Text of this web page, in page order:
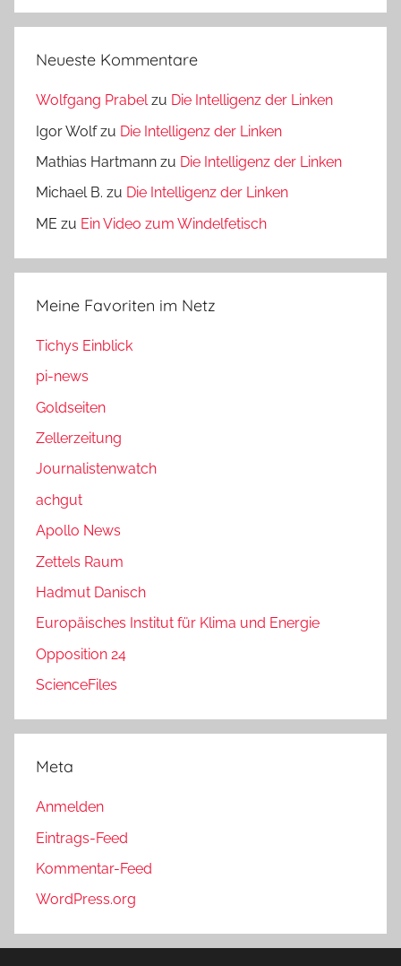
Neueste Kommentare
Wolfgang Prabelzu Die Intelligenz der Linken
Igor Wolfzu Die Intelligenz der Linken
Mathias Hartmann zu Die Intelligenz der Linken
Michael B. zu Die Intelligenz der Linken
ME zu Ein Video zum Windelfetisch
Meine Favoriten im Netz
Tichys Einblick
pi-news
Goldseiten
Zellerzeitung
Journalistenwatch
achgut
Apollo News
Zettels Raum
Hadmut Danisch
Europäisches Institut für Klima und Energie
Opposition 24
ScienceFiles
Meta
Anmelden
Eintrags-Feed
Kommentar-Feed
WordPress.org